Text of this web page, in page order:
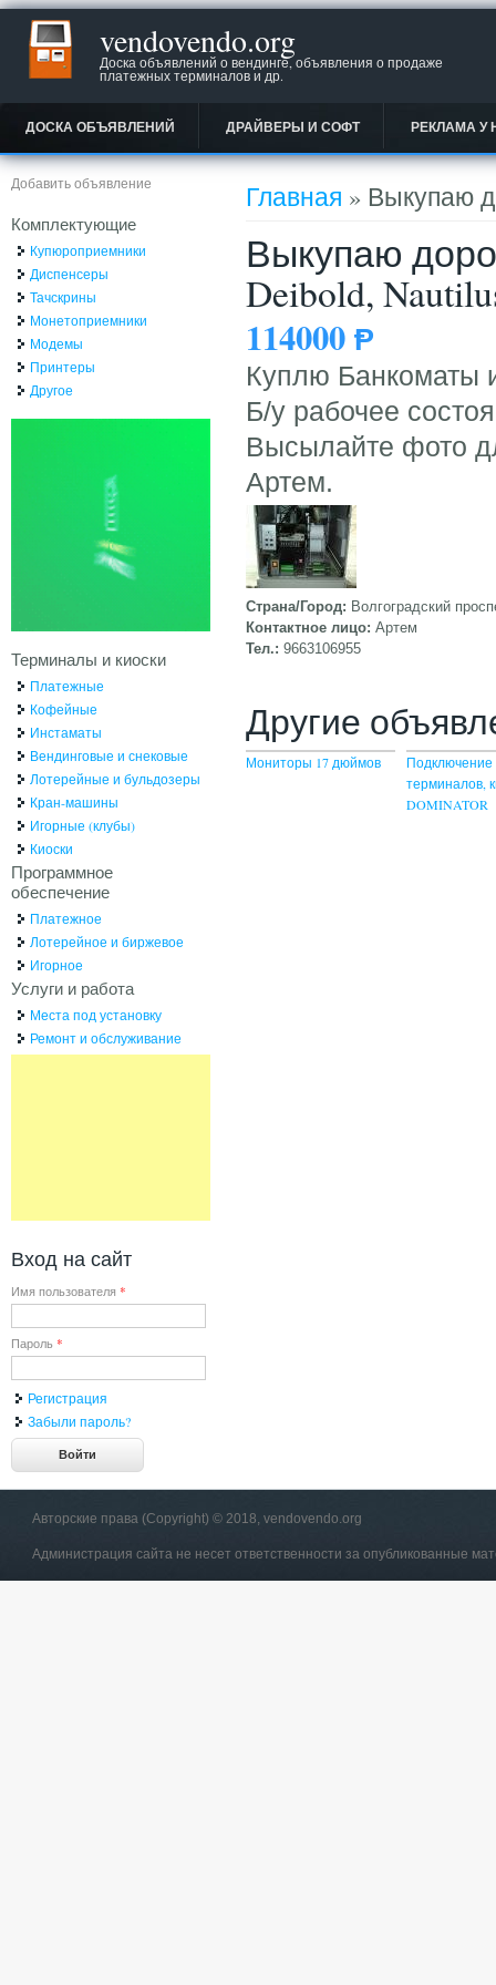
vendovendo.org
Доска объявлений о вендинге, объявления о продаже
платежных терминалов и др.
ДОСКА ОБЪЯВЛЕНИЙ ДРАЙВЕРЫ И СОФТ РЕКЛАМА У
Вы здесь
Главная » Выкупаю
Выкупаю
Deibold,
114000 Ᵽ
Куплю Банкоматы
Б/у рабочее
Высылайте фото
Артем.
Страна/Город: Волгоградский
Контактное лицо: Артем
Тел.: 9663106955
Другие
Мониторы 17 дюймов
Подключение
терминалов,
DOMINATOR
Добавить объявление
Комплектующие
Купюроприемники
Диспенсеры
Тачскрины
Монетоприемники
Модемы
Принтеры
Другое
Терминалы и киоски
Платежные
Кофейные
Инстаматы
Вендинговые и снековые
Лотерейные и бульдозеры
Кран-машины
Игорные (клубы)
Киоски
Программное
обеспечение
Платежное
Лотерейное и биржевое
Игорное
Услуги и работа
Места под установку
Ремонт и обслуживание
Вход на сайт
Имя пользователя *
Пароль *
Регистрация
Забыли пароль?
Авторские права (Copyright) © 2018, vendovendo.org
Администрация сайта не несет ответственности за опубликованные